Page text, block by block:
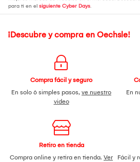
para ti en el siguiente Cyber Days.
¡Descubre y compra en Oechsle!
Compra fácil y seguro
En solo 6 simples pasos, ve nuestro
video
En
Retiro en tienda
Compra online y retira en tienda. Ver
Fácil y